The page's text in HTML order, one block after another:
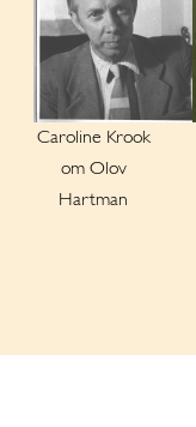
Caroline Krook
om Olov
Hartman